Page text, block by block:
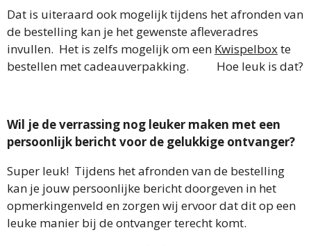
Dat is uiteraard ook mogelijk tijdens het afronden van
de bestelling kan je het gewenste afleveradres
invullen. Het is zelfs mogelijk om een Kwispelboxte
bestellen met cadeauverpakking. Hoe leuk is dat?
Wil je de verrassing nog leuker maken met een
persoonlijk bericht voor de gelukkige ontvanger?
Super leuk! Tijdens het afronden van de bestelling
kan je jouw persoonlijke bericht doorgeven in het
opmerkingenveld en zorgen wij ervoor dat dit op een
leuke manier bij de ontvanger terecht komt.